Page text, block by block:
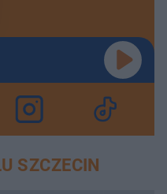
SZCZECIN